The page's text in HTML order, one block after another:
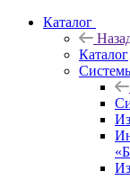
Каталог
Каталог